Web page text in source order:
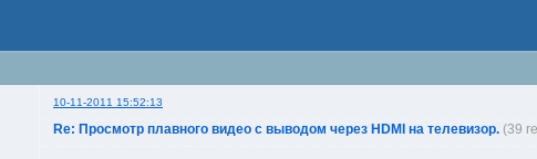
10-11-2011 15:52:13
Re: Просмотр плавного видео с выводом через HDMI на телевизор. (39